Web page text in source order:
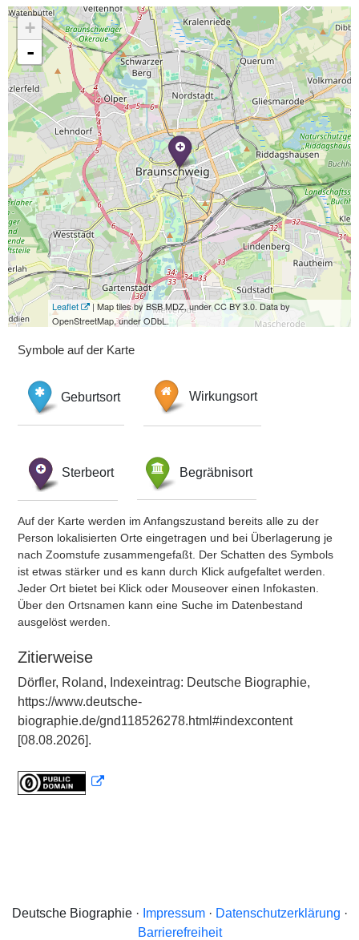
+
-
Leaflet
| Map tiles by BSB MDZ, under CC BY 3.0. Data by
OpenStreetMap, under ODbL.
Symbole auf der Karte
Geburtsort Wirkungsort
Sterbeort Begräbnisort
Auf der Karte werden im Anfangszustand bereits alle zu der
Person lokalisierten Orte eingetragen und bei Überlagerung je
nach Zoomstufe zusammengefaßt. Der Schatten des Symbols
ist etwas stärker und es kann durch Klick aufgefaltet werden.
Jeder Ort bietet bei Klick oder Mouseover einen Infokasten.
Über den Ortsnamen kann eine Suche im Datenbestand
ausgelöst werden.
Zitierweise
Dörfler, Roland, Indexeintrag: Deutsche Biographie,
https://www.deutsche-
biographie.de/gnd118526278.html#indexcontent
[08.08.2026].
Deutsche Biographie · Impressum· Datenschutzerklärung ·
Barrierefreiheit